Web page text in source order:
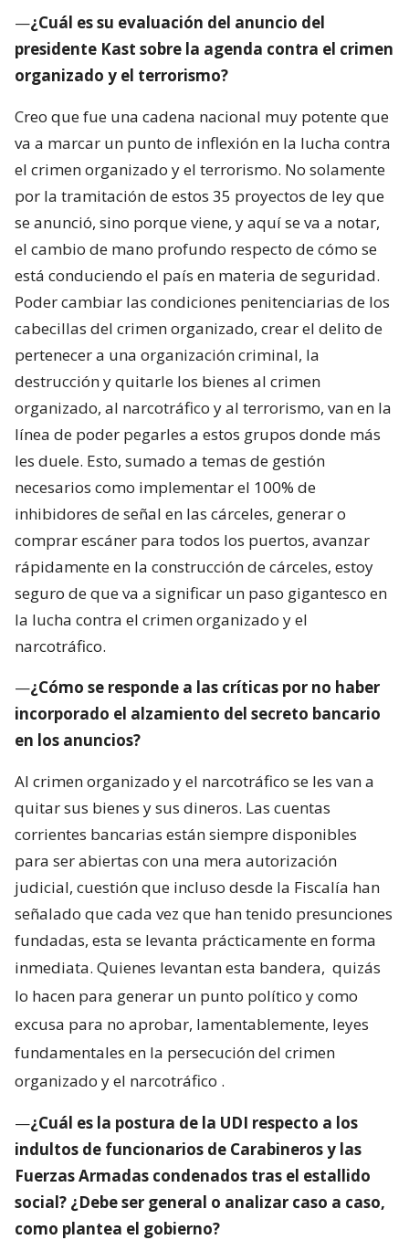
—¿Cuál es su evaluación del anuncio del
presidente Kast sobre la agenda contra el crimen
organizado y el terrorismo?
Creo que fue una cadena nacional muy potente que
va a marcar un punto de inflexión en la lucha contra
el crimen organizado y el terrorismo. No solamente
por la tramitación de estos 35 proyectos de ley que
se anunció, sino porque viene, y aquí se va a notar,
el cambio de mano profundo respecto de cómo se
está conduciendo el país en materia de seguridad.
Poder cambiar las condiciones penitenciarias de los
cabecillas del crimen organizado, crear el delito de
pertenecer a una organización criminal, la
destrucción y quitarle los bienes al crimen
organizado, al narcotráfico y al terrorismo, van en la
línea de poder pegarles a estos grupos donde más
les duele. Esto, sumado a temas de gestión
necesarios como implementar el 100% de
inhibidores de señal en las cárceles, generar o
comprar escáner para todos los puertos, avanzar
rápidamente en la construcción de cárceles, estoy
seguro de que va a significar un paso gigantesco en
la lucha contra el crimen organizado y el
narcotráfico.
—¿Cómo se responde a las críticas por no haber
incorporado el alzamiento del secreto bancario
en los anuncios?
Al crimen organizado y el narcotráfico se les van a
quitar sus bienes y sus dineros. Las cuentas
corrientes bancarias están siempre disponibles
para ser abiertas con una mera autorización
judicial, cuestión que incluso desde la Fiscalía han
señalado que cada vez que han tenido presunciones
fundadas, esta se levanta prácticamente en forma
inmediata. Quienes levantan esta bandera, quizás
lo hacen para generar un punto político y como
excusa para no aprobar, lamentablemente, leyes
fundamentales en la persecución del crimen
organizado y el narcotráfico .
—¿Cuál es la postura de la UDI respecto a los
indultos de funcionarios de Carabineros y las
Fuerzas Armadas condenados tras el estallido
social? ¿Debe ser general o analizar caso a caso,
como plantea el gobierno?